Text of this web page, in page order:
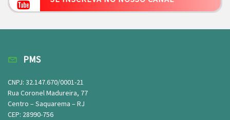
12/09/25 – PROCESSO SELETIVO
EDITAL DE CONVOCAÇÃO Nº 019/2025 DO
PROCESSO SELETIVO SIMPLIFICADO Nº
001/2025
PMS
CNPJ: 32.147.670/0001-21
Rua Coronel Madureira, 77
Centro – Saquarema – RJ
CEP: 28990-756